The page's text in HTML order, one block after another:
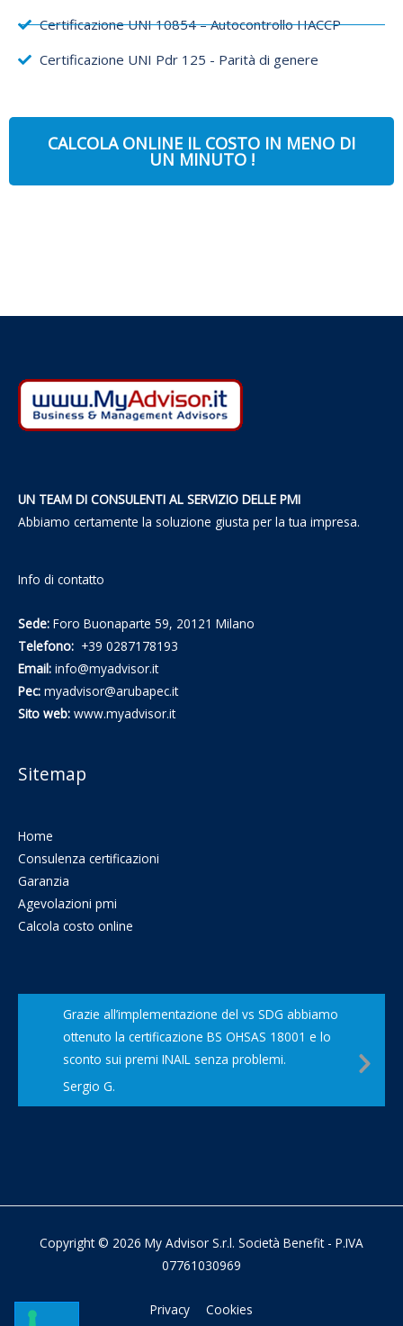
Certificazione UNI 10854 – Autocontrollo HACCP
Certificazione UNI Pdr 125 - Parità di genere
CALCOLA ONLINE IL COSTO IN MENO DI
UN MINUTO !
UN TEAM DI CONSULENTI AL SERVIZIO DELLE PMI
Abbiamo certamente la soluzione giusta per la tua impresa.
Info di contatto
Sede: Foro Buonaparte 59, 20121 Milano
Telefono: +39 0287178193
Email: info@myadvisor.it
Pec: myadvisor@arubapec.it
Sito web: www.myadvisor.it
Sitemap
Home
Consulenza certificazioni
Garanzia
Agevolazioni pmi
Calcola costo online
Grazie all’implementazione del vs SDG abbiamo
ottenuto la certificazione BS OHSAS 18001 e lo
sconto sui premi INAIL senza problemi.
Sergio G.
Copyright © 2026 My Advisor S.r.l. Società Benefit - P.IVA
07761030969
Privacy Cookies